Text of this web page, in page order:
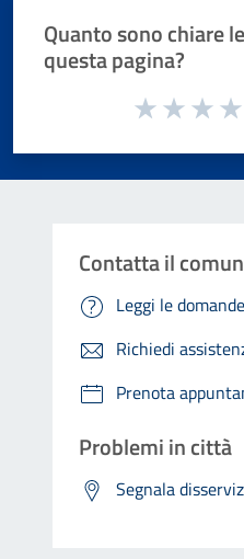
Quanto sono chiare
questa pagina?
Valuta da 1 a 5 stelle la pagina
Contatta il
Leggi le
Richiedi
Prenota
Problemi in città
Segnala